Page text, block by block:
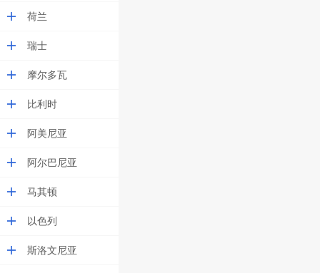
荷兰
瑞士
摩尔多瓦
比利时
阿美尼亚
阿尔巴尼亚
马其顿
以色列
斯洛文尼亚